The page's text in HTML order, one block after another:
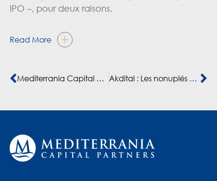
IPO –, pour deux raisons.
Read More
Mediterrania Capital Partners enables the largest-ever Private Equity exit in the Casablanca Stock Exchange Akdital : Les nonuplés maliens soufflent leur première bougie